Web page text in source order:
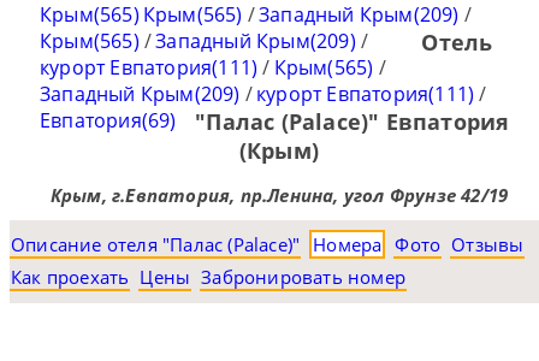
Крым(565) Крым(565) /Западный Крым(209) /
Крым(565) /Западный Крым(209) /
курорт Евпатория(111) / Крым(565) /
Западный Крым(209) /курорт Евпатория(111) /
Евпатория(69)
Отель
"Палас (Palace)" Евпатория
(Крым)
Крым, г.Евпатория, пр.Ленина, угол Фрунзе 42/19
Описание отеля "Палас (Palace)" Номера Фото Отзывы
Как проехать Цены Забронировать номер